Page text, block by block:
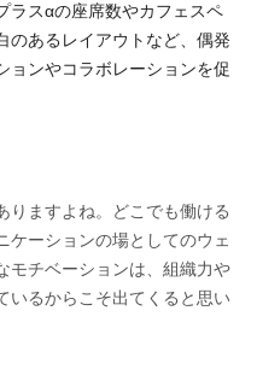
ラスαの座席数やカフェスペ
のあるレイアウトなど、偶発
ョンやコラボレーションを促
りますよね。どこでも働ける
ケーションの場としてのウェ
モチベーションは、組織力や
いるからこそ出てくると思い